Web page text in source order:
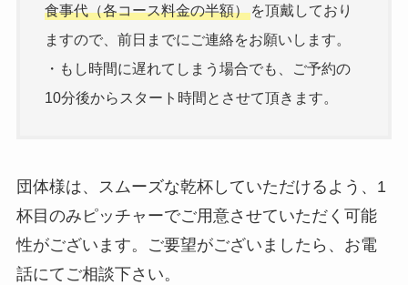
食事代（各コース料金の半額）を頂戴しており
ますので、前日までにご連絡をお願いします。
・もし時間に遅れてしまう場合でも、ご予約の
10分後からスタート時間とさせて頂きます。
団体様は、スムーズな乾杯していただけるよう、1
杯目のみピッチャーでご用意させていただく可能
性がございます。ご要望がございましたら、お電
話にてご相談下さい。